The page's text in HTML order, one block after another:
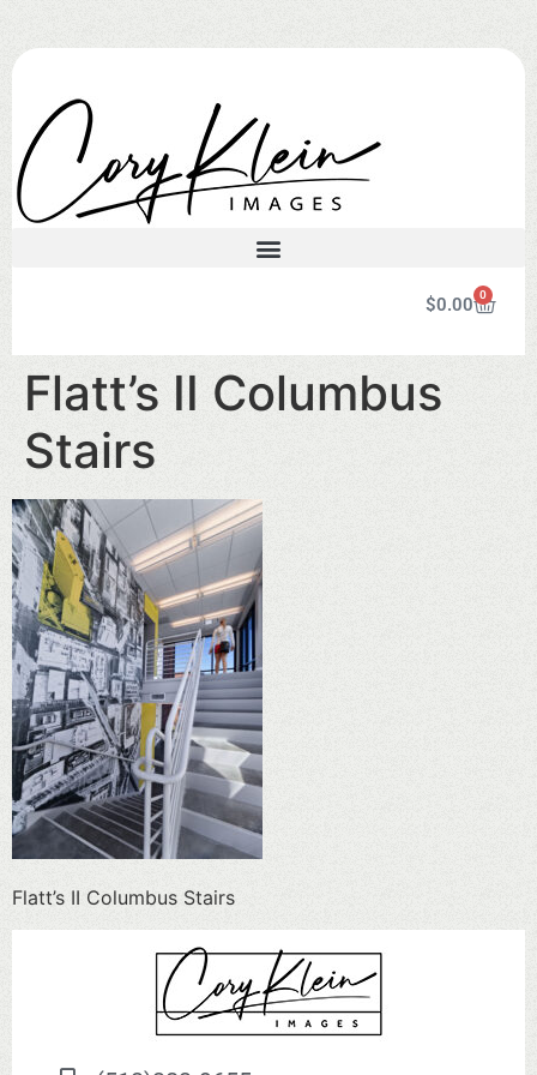
$0.00 0
Flatt’s II Columbus
Stairs
Flatt’s II Columbus Stairs